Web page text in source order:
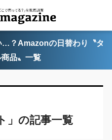
…？Amazonの日替わり〝タ
品〟一覧
」の記事一覧